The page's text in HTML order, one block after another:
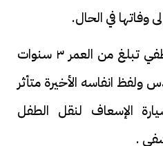
وفاتها في الحال.
توفت طفله خديجه مصطفي تبلغ من العمر ٣ سنوات
ولفظ انفاسه الأخيرة متأثر
الإسعاف لنقل الطفل
.